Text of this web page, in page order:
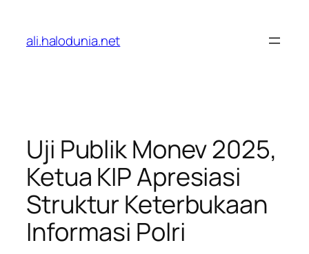
konten
ali.halodunia.net
Uji Publik Monev 2025,
Ketua KIP Apresiasi
Struktur Keterbukaan
Informasi Polri